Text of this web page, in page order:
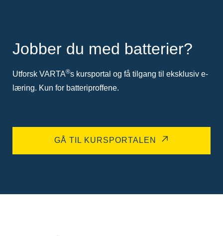
Jobber du med batterier?
Utforsk VARTA®s kursportal og få tilgang til eksklusiv e-
læring. Kun for batteriproffene.
GÅ TIL KURSPORTALEN